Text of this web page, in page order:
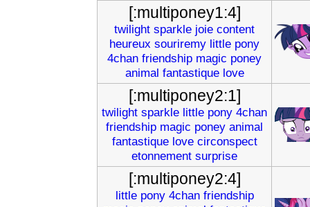
[:multiponey1:4]
twilight sparkle joie content
heureux souriremy little pony
4chan friendship magic poney
animal fantastique love
[:multiponey2:1]
twilight sparkle little pony 4chan
friendship magic poney animal
fantastique love circonspect
etonnement surprise
[:multiponey2:4]
little pony 4chan friendship